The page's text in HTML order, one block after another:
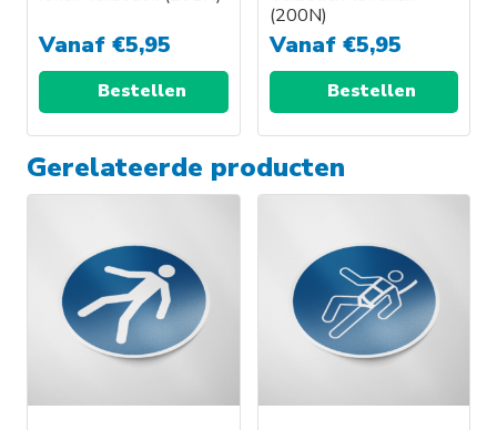
productpagina
productpagina
Vanaf €5,95
Bestellen
product
variaties.
Deze
optie
kan
gekozen
(200N)
Vanaf €5,95
Bestellen
variaties.
Deze
optie
kan
gekozen
Gerelateerde producten